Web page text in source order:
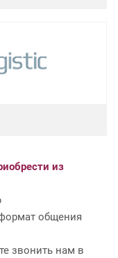
из
общения
звонить нам в